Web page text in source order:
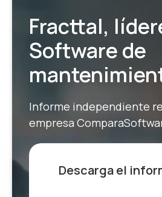
Fracttal,
Software de
Informe independiente
empresa
Descarga el